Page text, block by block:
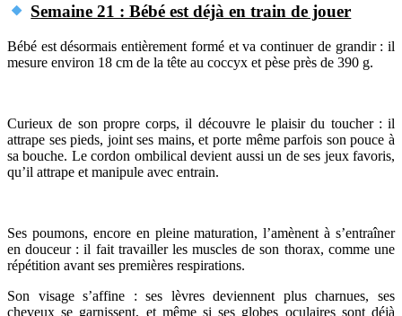
Semaine 21 : Bébé est déjà en train de jouer
Bébé est désormais entièrement formé et va continuer de grandir : il
mesure environ 18 cm de la tête au coccyx et pèse près de 390 g.
Curieux de son propre corps, il découvre le plaisir du toucher : il
attrape ses pieds, joint ses mains, et porte même parfois son pouce à
sa bouche. Le cordon ombilical devient aussi un de ses jeux favoris,
qu’il attrape et manipule avec entrain.
Ses poumons, encore en pleine maturation, l’amènent à s’entraîner
en douceur : il fait travailler les muscles de son thorax, comme une
répétition avant ses premières respirations.
Son visage s’affine : ses lèvres deviennent plus charnues, ses
cheveux se garnissent, et même si ses globes oculaires sont déjà